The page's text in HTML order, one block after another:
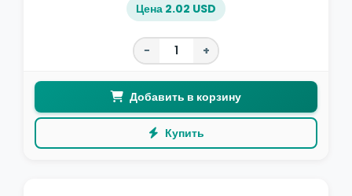
Цена 2.02 USD
− +
Добавить в корзину
Купить